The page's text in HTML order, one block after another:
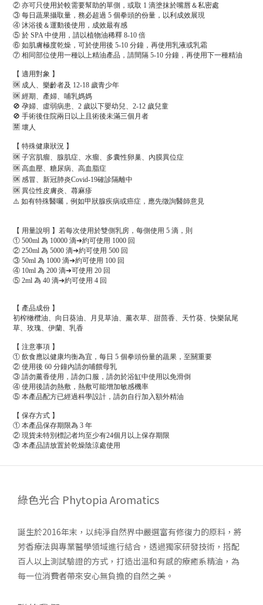
② 亦可只使用於較需要幫助的單側，或取 1 滴塗抹於嘴唇＆私密處
③ 每日蔬果攝取量，務必超過 5 個拳頭的份量，以利成效展現
④ 沐浴後＆運動後使用，成效最有感
⑤ 於 SPA 中使用，請以植物油稀釋 8-10 倍
⑥ 如肌膚極度乾燥，可於使用後 5-10 分鐘，再使用乳液或乳霜
⑦ 相同部位使用一種以上精油產品，請間隔 5-10 分鐘，再使用下一種精油
【 適用對象 】
🆗 成人、樂齡者及 12-18 歲青少年
🆗 經期、產婦、哺乳媽媽
🚫 孕婦、虛弱病患、2 歲以下嬰幼兒、2-12 歲兒童
🚫 手術後住院兩日以上且術後未滿三個月者
🈲 壞人
【 特殊健康狀況 】
🆗 子宮肌瘤、腺肌症、水瘤、多囊性卵巢、內膜異位症
🆗 高血壓、糖尿病、高血脂症
🆗 感冒、新冠肺炎Covid-19確診隔離中
🆗 異位性皮膚炎、蕁麻疹
⚠️ 如有特殊醫囑，例如甲狀腺疾病或癌症，應先徵詢醫師意見
【 用量說明 】若每次使用於雙側乳房，每側使用 5 滴，則
① 500ml 為 10000 滴➔約可使用 1000 回
② 250ml 為 5000 滴➔約可使用 500 回
③ 50ml 為 1000 滴➔約可使用 100 回
④ 10ml 為 200 滴➔可使用 20 回
⑤ 2ml 為 40 滴➔約可使用 4 回
【 產品成份 】
初榨橄欖油、向日葵油、月見草油、薰衣草、甜茴香、天竹葵、快樂鼠尾
草、玫瑰、伊蘭、乳香
【 注意事項 】
① 飲食應以健康均衡為宜，每日 5 個拳頭份量的蔬果，至關重要
② 使用後 60 分鐘內請勿哺餵母乳
③ 請勿薰香使用，請勿口服，請勿於浴缸中使用以免滑倒
④ 使用後請勿熱敷，熱敷可能增加敏感機率
⑤ 本產品配方已經過科學設計，請勿自行加入額外精油
【 保存方式 】
① 本產品保存期限為 3 年
② 現貨未特別標記者均至少有24個月以上保存期限
③ 本產品請放置於乾燥陰涼處使用
綠色光合 Phytopia Aromatics
誕生於2016年末，以純淨自然界中嚴選富有修復力的原料，將
芳香療法與專業醫學領域進行結合，透過獨家研發技術，搭配
百人以上測試驗證的方式，打造出溫和有感的療癒系精油，為
每一位消費者帶來安心無負擔的自然之美。